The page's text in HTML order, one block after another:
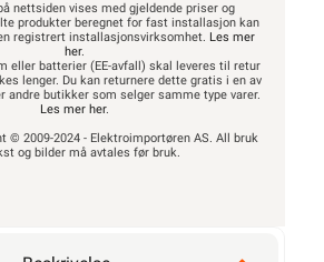
nettsiden vises med gjeldende priser og
produkter beregnet for fast installasjon kan
registrert installasjonsvirksomhet. Les mer
her.
eller batterier (EE-avfall) skal leveres til retur
lenger. Du kan returnere dette gratis i en av
andre butikker som selger samme type varer.
Les mer her.
© 2009-2024 - Elektroimportøren AS. All bruk
og bilder må avtales før bruk.